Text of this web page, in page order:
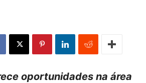
oportunidades na área